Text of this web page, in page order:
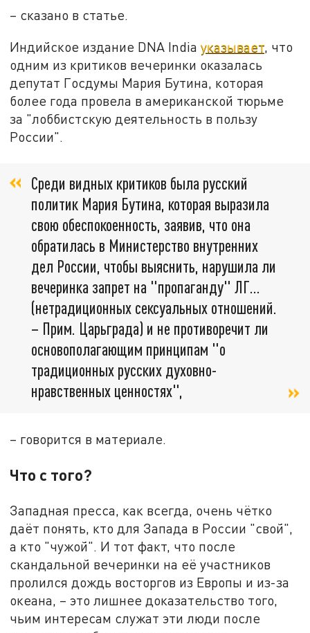
– сказано в статье.
Индийское издание DNA Indiaуказывает, что
одним из критиков вечеринки оказалась
депутат Госдумы Мария Бутина, которая
более года провела в американской тюрьме
за "лоббистскую деятельность в пользу
России".
Среди видных критиков была русский
политик Мария Бутина, которая выразила
свою обеспокоенность, заявив, что она
обратилась в Министерство внутренних
дел России, чтобы выяснить, нарушила ли
вечеринка запрет на "пропаганду" ЛГ…
(нетрадиционных сексуальных отношений.
– Прим. Царьграда) и не противоречит ли
основополагающим принципам "о
традиционных русских духовно-
нравственных ценностях",
– говорится в материале.
Что с того?
Западная пресса, как всегда, очень чётко
даёт понять, кто для Запада в России "свой",
а кто "чужой". И тот факт, что после
скандальной вечеринки на её участников
пролился дождь восторгов из Европы и из-за
океана, – это лишнее доказательство того,
чьим интересам служат эти люди после